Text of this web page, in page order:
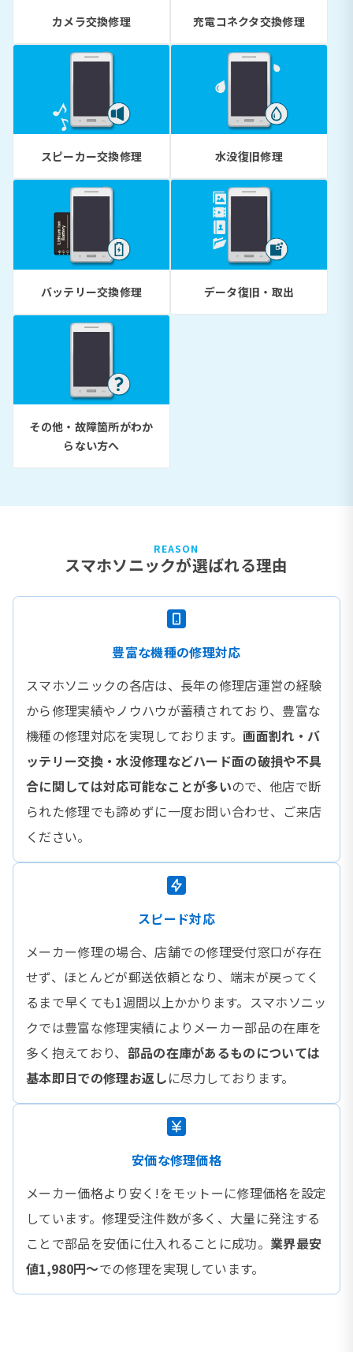
カメラ交換修理 充電コネクタ交換修理
スピーカー交換修理 水没復旧修理
バッテリー交換修理 データ復旧・取出
その他・故障箇所がわか
らない方へ
REASON
スマホソニックが選ばれる理由
豊富な機種の修理対応
スマホソニックの各店は、長年の修理店運営の経験
から修理実績やノウハウが蓄積されており、豊富な
機種の修理対応を実現しております。画面割れ・バ
ッテリー交換・水没修理などハード面の破損や不具
合に関しては対応可能なことが多いので、他店で断
られた修理でも諦めずに一度お問い合わせ、ご来店
ください。
スピード対応
メーカー修理の場合、店舗での修理受付窓口が存在
せず、ほとんどが郵送依頼となり、端末が戻ってく
るまで早くても1週間以上かかります。スマホソニッ
クでは豊富な修理実績によりメーカー部品の在庫を
多く抱えており、 部品の在庫があるものについては
基本即日での修理お返しに尽力しております。
安価な修理価格
メーカー価格より安く!をモットーに修理価格を設定
しています。修理受注件数が多く、大量に発注する
ことで部品を安価に仕入れることに成功。 業界最安
値1,980円〜での修理を実現しています。